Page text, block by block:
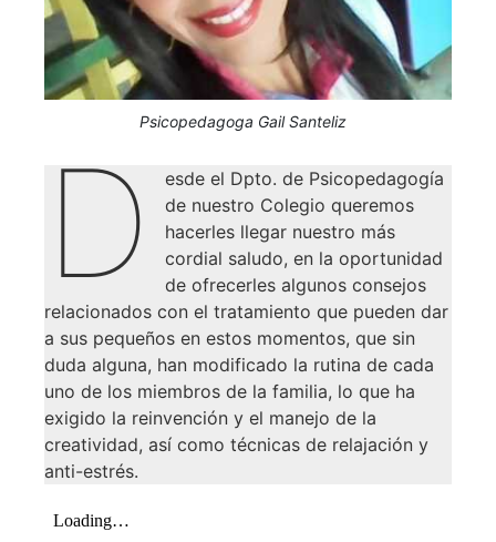
Psicopedagoga Gail Santeliz
D
esde el Dpto. de Psicopedagogía
de nuestro Colegio queremos
hacerles llegar nuestro más
cordial saludo, en la oportunidad
de ofrecerles algunos consejos
relacionados con el tratamiento que pueden dar
a sus pequeños en estos momentos, que sin
duda alguna, han modificado la rutina de cada
uno de los miembros de la familia, lo que ha
exigido la reinvención y el manejo de la
creatividad, así como técnicas de relajación y
anti-estrés.